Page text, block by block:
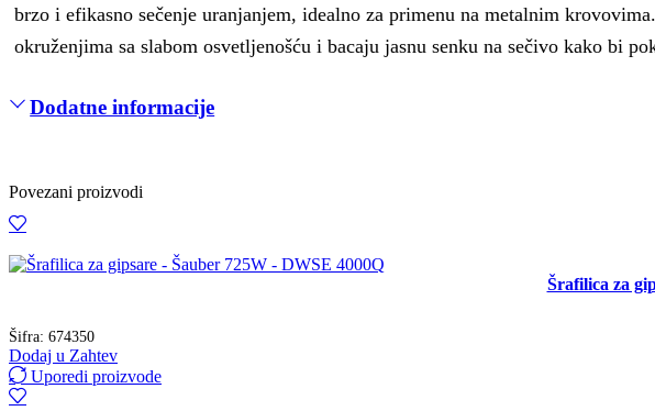
brzo i efikasno sečenje uranjanjem, idealno za primenu na metalnim
okruženjima sa slabom osvetljenošću i bacaju jasnu senku na sečivo kako bi
Dodatne informacije
Povezani proizvodi
Šrafilica za
Šifra: 674350
Dodaj u Zahtev
Uporedi proizvode